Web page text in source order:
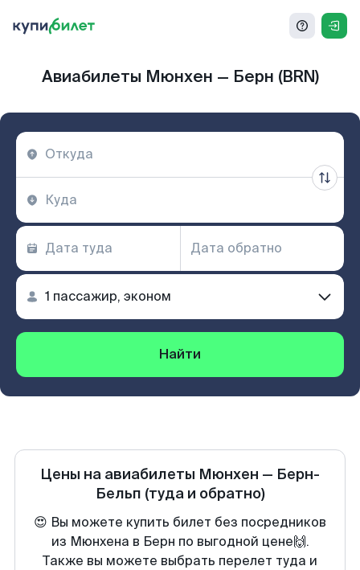
Авиабилеты Мюнхен — Берн (BRN)
Найти
Цены на авиабилеты Мюнхен — Берн-
Бельп (туда и обратно)
😍 Вы можете купить билет без посредников
из Мюнхена в Берн по выгодной цене🙌.
Также вы можете выбрать перелет туда и